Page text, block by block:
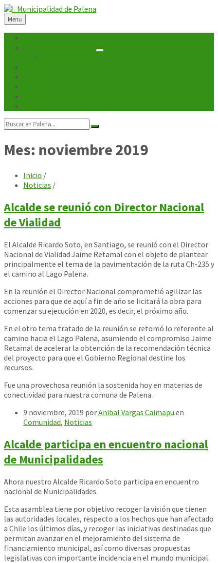
Skip
to
content
Skip
to
left
sidebar
Skip
to
right
sidebar
Skip
to
footer
Menu
Search:
Mes: noviembre 2019
Inicio /
Noticias /
Alcalde se reunió con Director Nacional
de Vialidad
El Alcalde Ricardo Soto, en Santiago, se reunió con el Director
Nacional de Vialidad Jaime Retamal con el objeto de plantear
principalmente el tema de la pavimentación de la ruta Ch-235 y
el camino al Lago Palena.
En la reunión el Director Nacional comprometió agilizar las
acciones para que de aquí a fin de año se licitará la obra para
comenzar su ejecución en 2020, es decir, el próximo año.
En el otro tema tratado de la reunión se retomó lo referente al
camino hacia el Lago Palena, asumiendo el compromiso Jaime
Retamal de acelerar la obtención de la recomendación técnica
del proyecto para que el Gobierno Regional destine los
recursos.
Fue una provechosa reunión la sostenida hoy en materias de
conectividad para nuestra comuna de Palena.
9 noviembre, 2019 porAnibal Vargas Caimapu en
Comunidad, Noticias
Alcalde participa en encuentro nacional
de Municipalidades
Ahora nuestro Alcalde Ricardo Soto participa en encuentro
nacional de Municipalidades.
Esta asamblea tiene por objetivo recoger la visión que tienen
las autoridades locales, respecto a los hechos que han afectado
a Chile los últimos días, y recoger las iniciativas destinadas que
permitan avanzar en el mejoramiento del sistema de
financiamiento municipal, así como diversas propuestas
legislativas con importante incidencia en el mundo municipal.